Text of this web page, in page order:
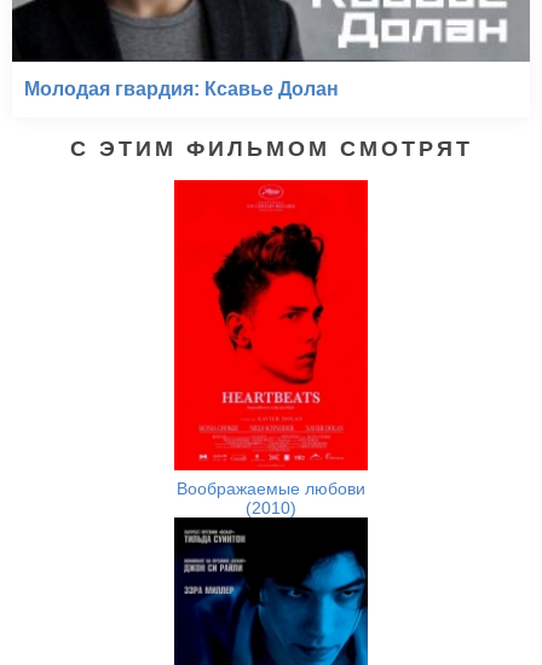
Молодая гвардия: Ксавье Долан
С ЭТИМ ФИЛЬМОМ СМОТРЯТ
Воображаемые любови
(2010)